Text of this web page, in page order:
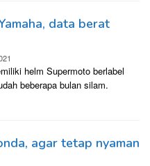
data berat
helm Supermoto berlabel
beberapa bulan silam.
agar tetap nyaman